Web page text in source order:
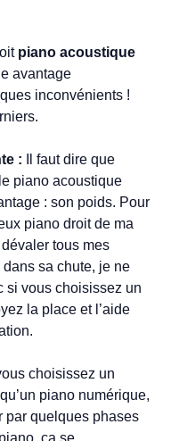
piano acoustique
avantage
inconvénients !
: Il faut dire que
piano acoustique
: son poids. Pour
piano droit de ma
tous mes
dans sa chute, je ne
si vous choisissez un
la place et l’aide
choisissez un
piano numérique,
par quelques phases
ça se